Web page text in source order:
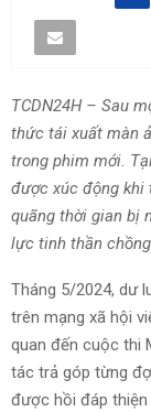
TCDN24H – Sau
thức tái xuất màn
trong phim mới.
được xúc động khi
quãng thời gian bị
lực tinh thần
Tháng 5/2024, dư
trên mạng xã hội
quan đến cuộc thi
tác trả góp từng
được hồi đáp